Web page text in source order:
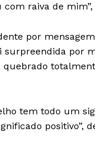
raiva de
por
surpreendida por
quebrado
tem todo um
positivo”,